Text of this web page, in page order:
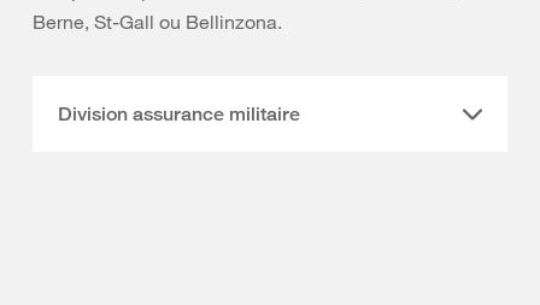
Berne, St-Gall ou Bellinzona.
Division assurance militaire